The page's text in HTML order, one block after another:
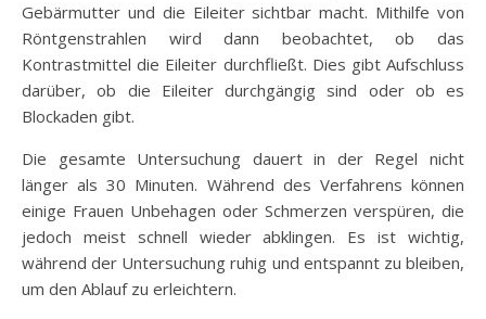
Gebärmutter und die Eileiter sichtbar macht. Mithilfe von
Röntgenstrahlen wird dann beobachtet, ob das
Kontrastmittel die Eileiter durchfließt. Dies gibt Aufschluss
darüber, ob die Eileiter durchgängig sind oder ob es
Blockaden gibt.
Die gesamte Untersuchung dauert in der Regel nicht
länger als 30 Minuten. Während des Verfahrens können
einige Frauen Unbehagen oder Schmerzen verspüren, die
jedoch meist schnell wieder abklingen. Es ist wichtig,
während der Untersuchung ruhig und entspannt zu bleiben,
um den Ablauf zu erleichtern.